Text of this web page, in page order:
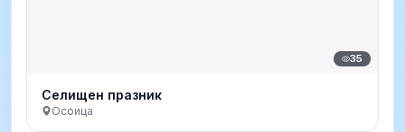
35
Селищен празник
Осоица